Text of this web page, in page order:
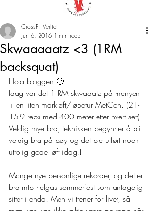
Skwaaaaatz <3 (1RM
backsquat)
CrossFit Verftet
Jun 6, 2016 1 min read
Hola bloggen 🙂
Idag var det 1 RM skwaaatz på menyen
+ en liten markløft/løpetur MetCon. (21-
15-9 reps med 400 meter etter hvert sett)
Veldig mye bra, teknikken begynner å bli
veldig bra på bøy og det ble utført noen
utrolig gode løft idag!!
Mange nye personlige rekorder, og det er
bra mtp helgas sommerfest som antagelig
sitter i enda! Men vi trener for livet, så